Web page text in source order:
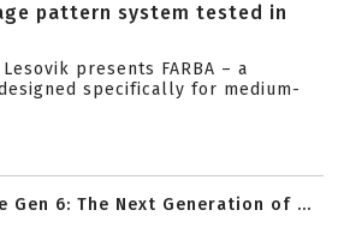
pattern system tested in
presents FARBA – a
specifically for medium-
Gen 6: The Next Generation of ...